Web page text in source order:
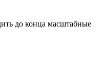
до конца масштабные